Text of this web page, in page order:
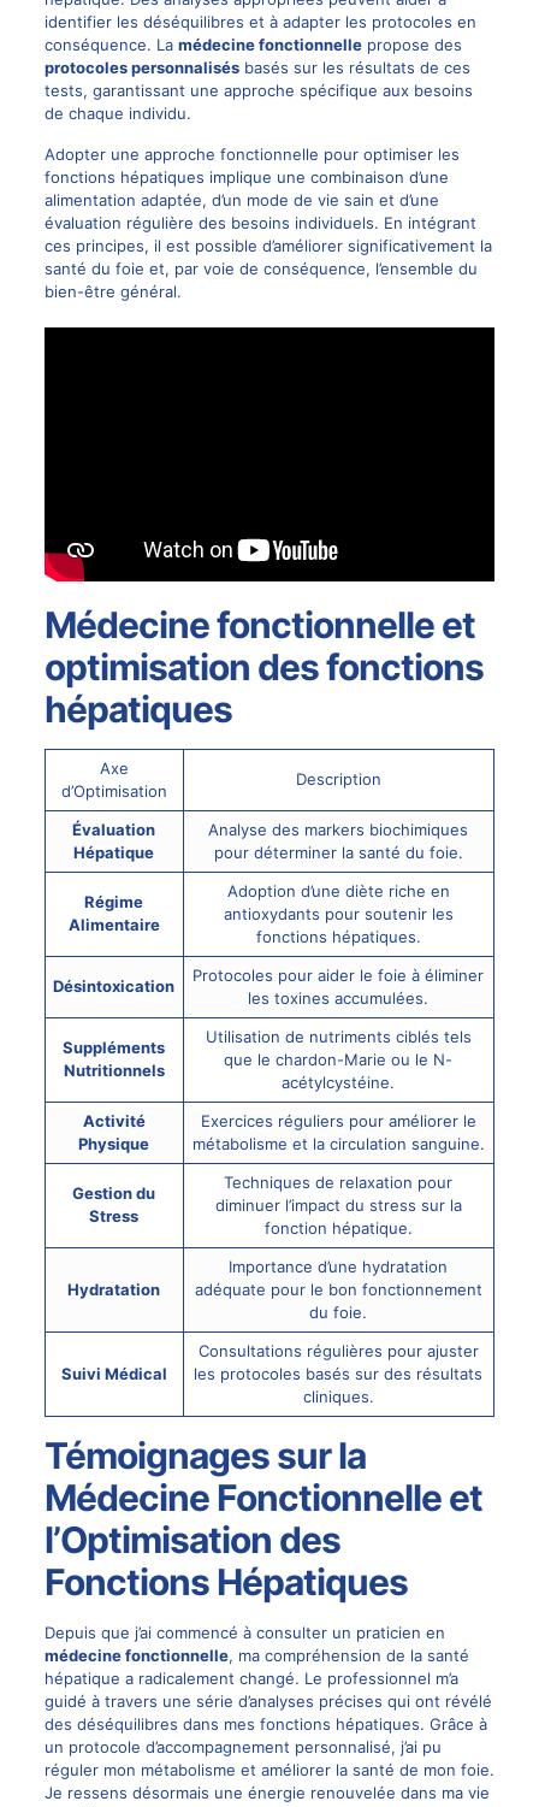
identifier les déséquilibres et à adapter les protocoles en
conséquence. La médecine fonctionnellepropose des
protocoles personnalisésbasés sur les résultats de ces
tests, garantissant une approche spécifique aux besoins
de chaque individu.
Adopter une approche fonctionnelle pour optimiser les
fonctions hépatiques implique une combinaison d’une
alimentation adaptée, d’un mode de vie sain et d’une
évaluation régulière des besoins individuels. En intégrant
ces principes, il est possible d’améliorer significativement la
santé du foie et, par voie de conséquence, l’ensemble du
bien-être général.
Médecine fonctionnelle et
optimisation des fonctions
hépatiques
Axe
d’Optimisation
Description
Évaluation
Hépatique
Analyse des markers biochimiques
pour déterminer la santé du foie.
Régime
Alimentaire
Adoption d’une diète riche en
antioxydants pour soutenir les
fonctions hépatiques.
Désintoxication
Protocoles pour aider le foie à éliminer
les toxines accumulées.
Suppléments
Nutritionnels
Utilisation de nutriments ciblés tels
que le chardon-Marie ou le N-
acétylcystéine.
Activité
Physique
Exercices réguliers pour améliorer le
métabolisme et la circulation sanguine.
Gestion du
Stress
Techniques de relaxation pour
diminuer l’impact du stress sur la
fonction hépatique.
Hydratation
Importance d’une hydratation
adéquate pour le bon fonctionnement
du foie.
Suivi Médical
Consultations régulières pour ajuster
les protocoles basés sur des résultats
cliniques.
Témoignages sur la
Médecine Fonctionnelle et
l’Optimisation des
Fonctions Hépatiques
Depuis que j’ai commencé à consulter un praticien en
médecine fonctionnelle, ma compréhension de la santé
hépatique a radicalement changé. Le professionnel m’a
guidé à travers une série d’analyses précises qui ont révélé
des déséquilibres dans mes fonctions hépatiques. Grâce à
un protocole d’accompagnement personnalisé, j’ai pu
réguler mon métabolisme et améliorer la santé de mon foie.
Je ressens désormais une énergie renouvelée dans ma vie